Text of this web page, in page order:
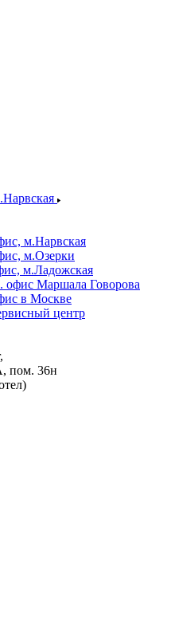
м.Нарвская
м.Озерки
м.Ладожская
офис Маршала Говорова
в Москве
центр
пом. 36н